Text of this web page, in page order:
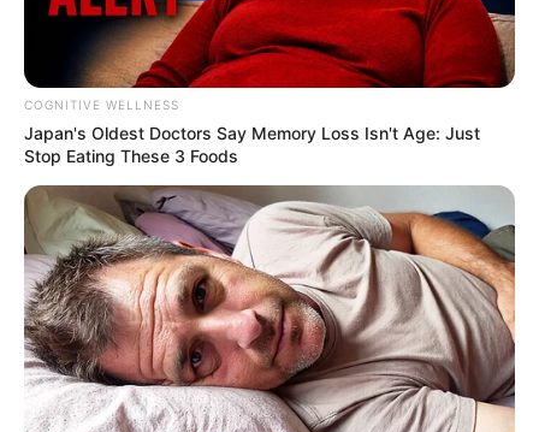
મોદીએ રાતે 12 વાગ્યે વીડિયો મેસેજ જાહેર કરીને
કહ્યું, પેપર લીક પર કડક નિર્ણય લેવાશે
2 weeks ago
Categories
Gujarat
India 2,164
News 1,078
Astrology 521
International 475
health 463
COGNITIVE WELLNESS
Japan's Oldest Doctors Say Me​mory Lo​ss Isn't Age: Just
Stop Eating These 3 Foods